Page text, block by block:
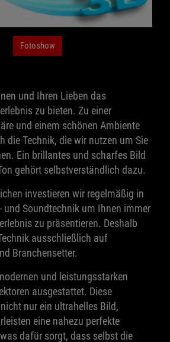
Fotoshow
und Ihren Lieben das
zu bieten. Zu einer
und einem schönen Ambiente
die Technik, die wir nutzen um Sie
Ein brillantes und scharfes Bild
gehört selbstverständlich dazu.
investieren wir regelmäßig in
und Soundtechnik um Ihnen immer
zu präsentieren. Deshalb
ausschließlich auf
Branchensetter.
und leistungsstarken
ausgestattet. Diese
nur ein ultrahelles Bild,
eine nahezu perfekte
dafür sorgt, dass selbst die